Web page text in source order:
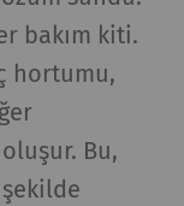
bakım kiti.
hortumu,
Bu,